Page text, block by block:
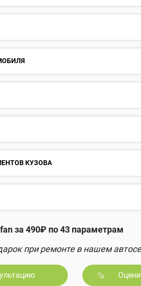
КУЗОВА
за 490₽ по 43 параметрам
при ремонте в нашем